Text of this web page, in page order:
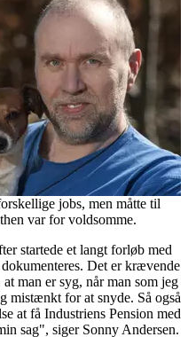
jobs, men måtte til
var for voldsomme.
startede et langt forløb med
Det er krævende
man er syg, når man som jeg
mistænkt for at snyde. Så også
at få Industriens Pension med
sag", siger Sonny Andersen.